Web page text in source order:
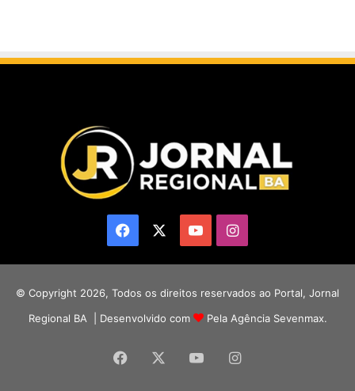
Facebook YouTubeInstagram
© Copyright 2026, Todos os direitos reservados ao Portal, Jornal
Regional BA | Desenvolvido com
Pela Agência Sevenmax.
Facebook YouTubeInstagram